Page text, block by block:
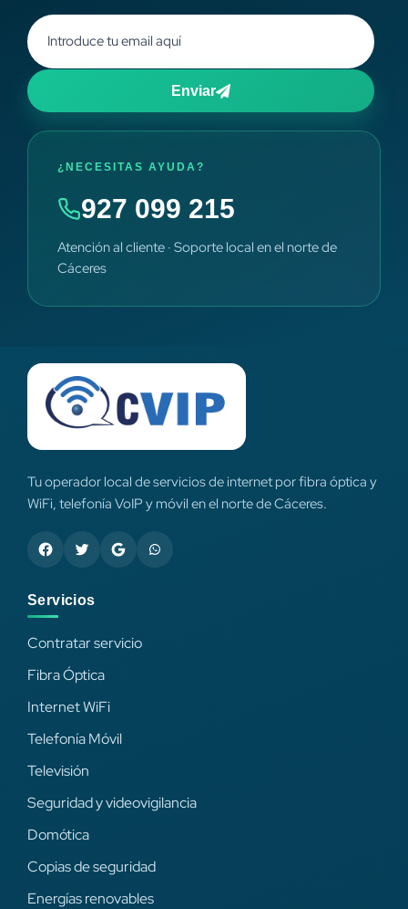
Enviar
¿NECESITAS AYUDA?
927 099 215
Atención al cliente · Soporte local en el norte de
Cáceres
Tu operador local de servicios de internet por fibra óptica y
WiFi, telefonía VoIP y móvil en el norte de Cáceres.
Servicios
Contratar servicio
Fibra Óptica
Internet WiFi
Telefonía Móvil
Televisión
Seguridad y videovigilancia
Domótica
Copias de seguridad
Energías renovables